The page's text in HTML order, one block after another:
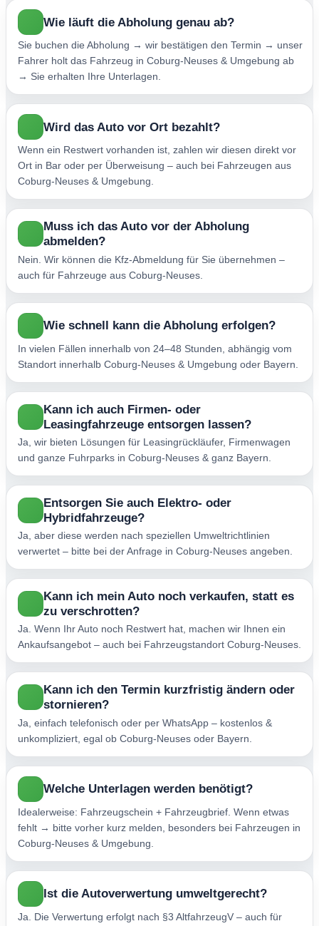
Wie läuft die Abholung genau ab?
Sie buchen die Abholung → wir bestätigen den Termin → unser
Fahrer holt das Fahrzeug in Coburg-Neuses & Umgebung ab
→ Sie erhalten Ihre Unterlagen.
Wird das Auto vor Ort bezahlt?
Wenn ein Restwert vorhanden ist, zahlen wir diesen direkt vor
Ort in Bar oder per Überweisung – auch bei Fahrzeugen aus
Coburg-Neuses & Umgebung.
Muss ich das Auto vor der Abholung
abmelden?
Nein. Wir können die Kfz-Abmeldung für Sie übernehmen –
auch für Fahrzeuge aus Coburg-Neuses.
Wie schnell kann die Abholung erfolgen?
In vielen Fällen innerhalb von 24–48 Stunden, abhängig vom
Standort innerhalb Coburg-Neuses & Umgebung oder Bayern.
Kann ich auch Firmen- oder
Leasingfahrzeuge entsorgen lassen?
Ja, wir bieten Lösungen für Leasingrückläufer, Firmenwagen
und ganze Fuhrparks in Coburg-Neuses & ganz Bayern.
Entsorgen Sie auch Elektro- oder
Hybridfahrzeuge?
Ja, aber diese werden nach speziellen Umweltrichtlinien
verwertet – bitte bei der Anfrage in Coburg-Neuses angeben.
Kann ich mein Auto noch verkaufen, statt es
zu verschrotten?
Ja. Wenn Ihr Auto noch Restwert hat, machen wir Ihnen ein
Ankaufsangebot – auch bei Fahrzeugstandort Coburg-Neuses.
Kann ich den Termin kurzfristig ändern oder
stornieren?
Ja, einfach telefonisch oder per WhatsApp – kostenlos &
unkompliziert, egal ob Coburg-Neuses oder Bayern.
Welche Unterlagen werden benötigt?
Idealerweise: Fahrzeugschein + Fahrzeugbrief. Wenn etwas
fehlt → bitte vorher kurz melden, besonders bei Fahrzeugen in
Coburg-Neuses & Umgebung.
Ist die Autoverwertung umweltgerecht?
Ja. Die Verwertung erfolgt nach §3 AltfahrzeugV – auch für